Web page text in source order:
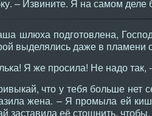
– Извините. Я на самом
шлюха подготовлена,
выделялись даже в пламени
Я же просила! Не надо так,
что у тебя больше нет
жена. – Я промыла ей
заставила её стошнить,